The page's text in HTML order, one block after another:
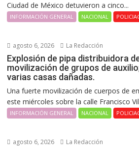
Ciudad de México detuvieron a cinco...
INFORMACIÓN GENERAL NACIONAL
agosto 6, 2026 La Redacción
Explosión de pipa distribuidora
movilización de grupos de
varias casas dañadas.
Una fuerte movilización de cuerpos de
este miércoles sobre la calle Francisco
INFORMACIÓN GENERAL NACIONAL
agosto 6, 2026 La Redacción